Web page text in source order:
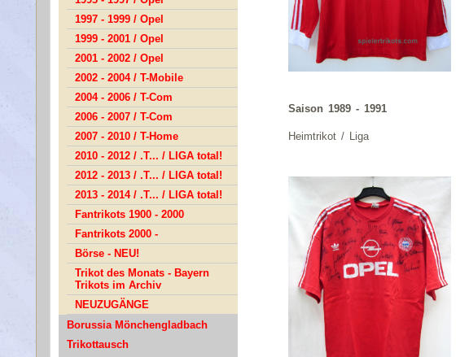
1997 - 1999 / Opel
1999 - 2001 / Opel
2001 - 2002 / Opel
2002 - 2004 / T-Mobile
2004 - 2006 / T-Com
2006 - 2007 / T-Com
2007 - 2010 / T-Home
2010 - 2012 / .T... / LIGA total!
2012 - 2013 / .T... / LIGA total!
2013 - 2014 / .T... / LIGA total!
Fantrikots 1900 - 2000
Fantrikots 2000 -
Börse - NEU!
Trikot des Monats - Bayern
Trikots im Archiv
NEUZUGÄNGE
Borussia Mönchengladbach
Trikottausch
Saison 1989 - 1991
Heimtrikot / Liga